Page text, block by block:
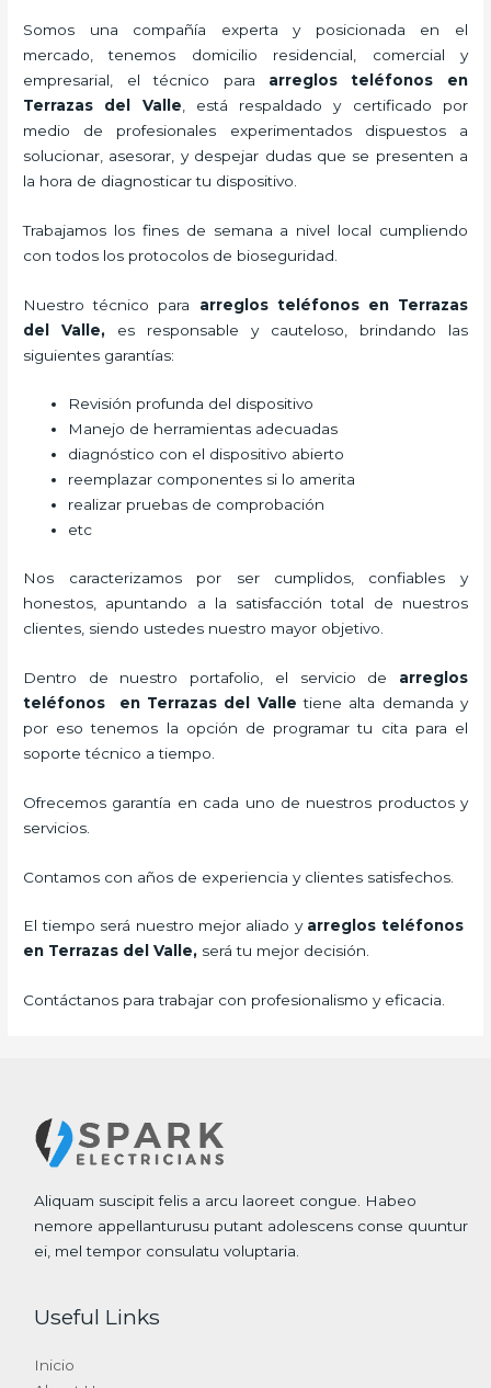
Somos una compañía experta y posicionada en el
mercado, tenemos domicilio residencial, comercial y
empresarial, el técnico para arreglos teléfonos en
Terrazas del Valle , está respaldado y certificado por
medio de profesionales experimentados dispuestos a
solucionar, asesorar, y despejar dudas que se presenten a
la hora de diagnosticar tu dispositivo.
Trabajamos los fines de semana a nivel local cumpliendo
con todos los protocolos de bioseguridad.
Nuestro técnico para arreglos teléfonosen Terrazas
del Valle, es responsable y cauteloso, brindando las
siguientes garantías:
Revisión profunda del dispositivo
Manejo de herramientas adecuadas
diagnóstico con el dispositivo abierto
reemplazar componentes si lo amerita
realizar pruebas de comprobación
etc
Nos caracterizamos por ser cumplidos, confiables y
honestos, apuntando a la satisfacción total de nuestros
clientes, siendo ustedes nuestro mayor objetivo.
Dentro de nuestro portafolio, el servicio de arreglos
teléfonos en Terrazas del Valle tiene alta demanda y
por eso tenemos la opción de programar tu cita para el
soporte técnico a tiempo.
Ofrecemos garantía en cada uno de nuestros productos y
servicios.
Contamos con años de experiencia y clientes satisfechos.
El tiempo será nuestro mejor aliado y arreglos teléfonos
en Terrazas del Valle, será tu mejor decisión.
Contáctanos para trabajar con profesionalismo y eficacia.
Aliquam suscipit felis a arcu laoreet congue. Habeo
nemore appellanturusu putant adolescens conse quuntur
ei, mel tempor consulatu voluptaria.
Useful Links
Inicio